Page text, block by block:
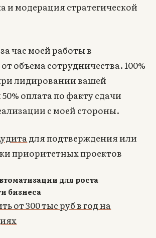
и модерация стратегической
час моей работы в
объема сотрудничества. 100%
лидировании вашей
оплата по факту сдачи
с моей стороны.
для подтверждения или
приоритетных проектов
для роста
бизнеса
от 300 тыс руб в год на